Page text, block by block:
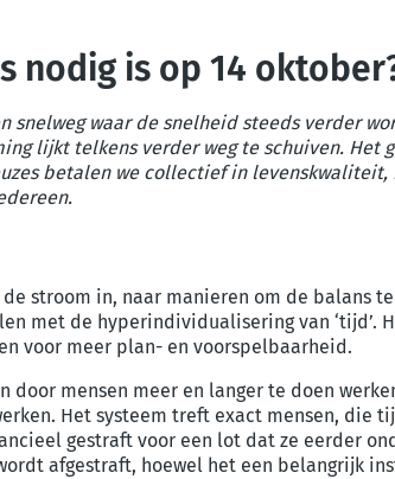
nodig is op 14
snelweg waar de snelheid steeds verder
lijkt telkens verder weg te schuiven. Het
betalen we collectief in
stroom in, naar manieren om de balans
met de hyperindividualisering van ‘tijd’.
voor meer plan- en voorspelbaarheid.
door mensen meer en langer te doen
. Het systeem treft exact mensen, die
gestraft voor een lot dat ze eerder
afgestraft, hoewel het een belangrijk